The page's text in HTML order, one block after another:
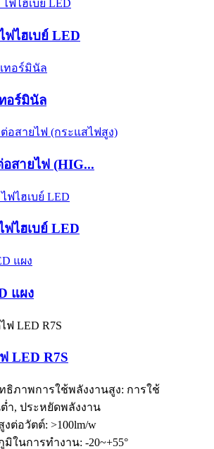
ฟไฮเบย์ LED
อร์มินัล
สายไฟ (HIG...
ฟไฮเบย์ LED
แผง
LED R7S
ธิภาพการใช้พลังงานสูง: การใช้
ำ, ประหยัดพลังงาน
งต่อวัตต์: >100lm/w
ในการทำงาน: -20~+55°